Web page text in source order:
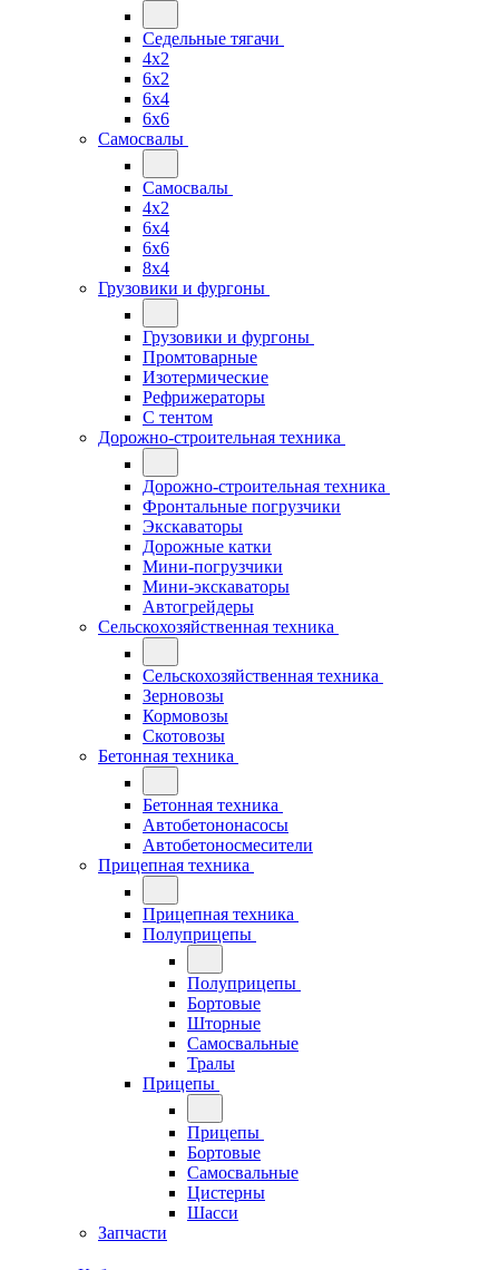
Седельные тягачи
4x2
6x2
6x4
6x6
Самосвалы
Самосвалы
4x2
6x4
6x6
8x4
Грузовики и фургоны
Грузовики и фургоны
Промтоварные
Изотермические
Рефрижераторы
С тентом
Дорожно-строительная техника
Дорожно-строительная техника
Фронтальные погрузчики
Экскаваторы
Дорожные катки
Мини-погрузчики
Мини-экскаваторы
Автогрейдеры
Сельскохозяйственная техника
Сельскохозяйственная техника
Зерновозы
Кормовозы
Скотовозы
Бетонная техника
Бетонная техника
Автобетононасосы
Автобетоносмесители
Прицепная техника
Прицепная техника
Полуприцепы
Полуприцепы
Бортовые
Шторные
Самосвальные
Тралы
Прицепы
Прицепы
Бортовые
Самосвальные
Цистерны
Шасси
Запчасти